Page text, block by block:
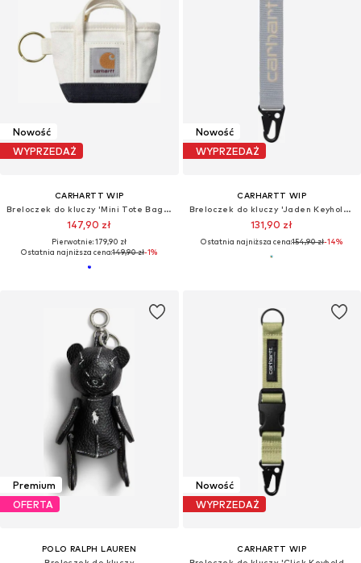
Nowość
WYPRZEDAŻ
CARHARTT WIP
Breloczek do kluczy 'Mini Tote Bag Keychain Natural / Blue'
147,90 zł
Pierwotnie: 179,90 zł
Ostatnia najniższa cena:149,90 zł-1%
Nowość
WYPRZEDAŻ
CARHARTT WIP
Breloczek do kluczy 'Jaden Keyholder Mirror / String'
131,90 zł
Ostatnia najniższa cena:154,90 zł-14%
Premium
OFERTA
POLO RALPH LAUREN
Nowość
WYPRZEDAŻ
CARHARTT WIP